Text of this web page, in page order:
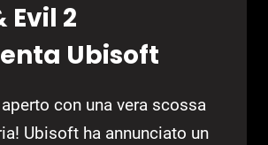
Evil 2
Ubisoft
con una vera scossa
Ubisoft ha annunciato un